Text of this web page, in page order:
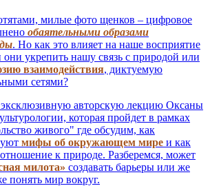
милые фото щенков – цифровое
обаятельными образами
. Но как это влияет на наше восприятие
укрепить нашу связь с природой или
взаимодействия, диктуемую
сетями?
авторскую лекцию Оксаны
которая пройдет в рамках
живого" где обсудим, как
мифы об окружающем мире и как
к природе. Разберемся, может
милота» создавать барьеры или же
понять мир вокруг.